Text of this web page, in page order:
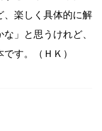
、楽しく具体的に解
」と思うけれど、
す。（ＨＫ）